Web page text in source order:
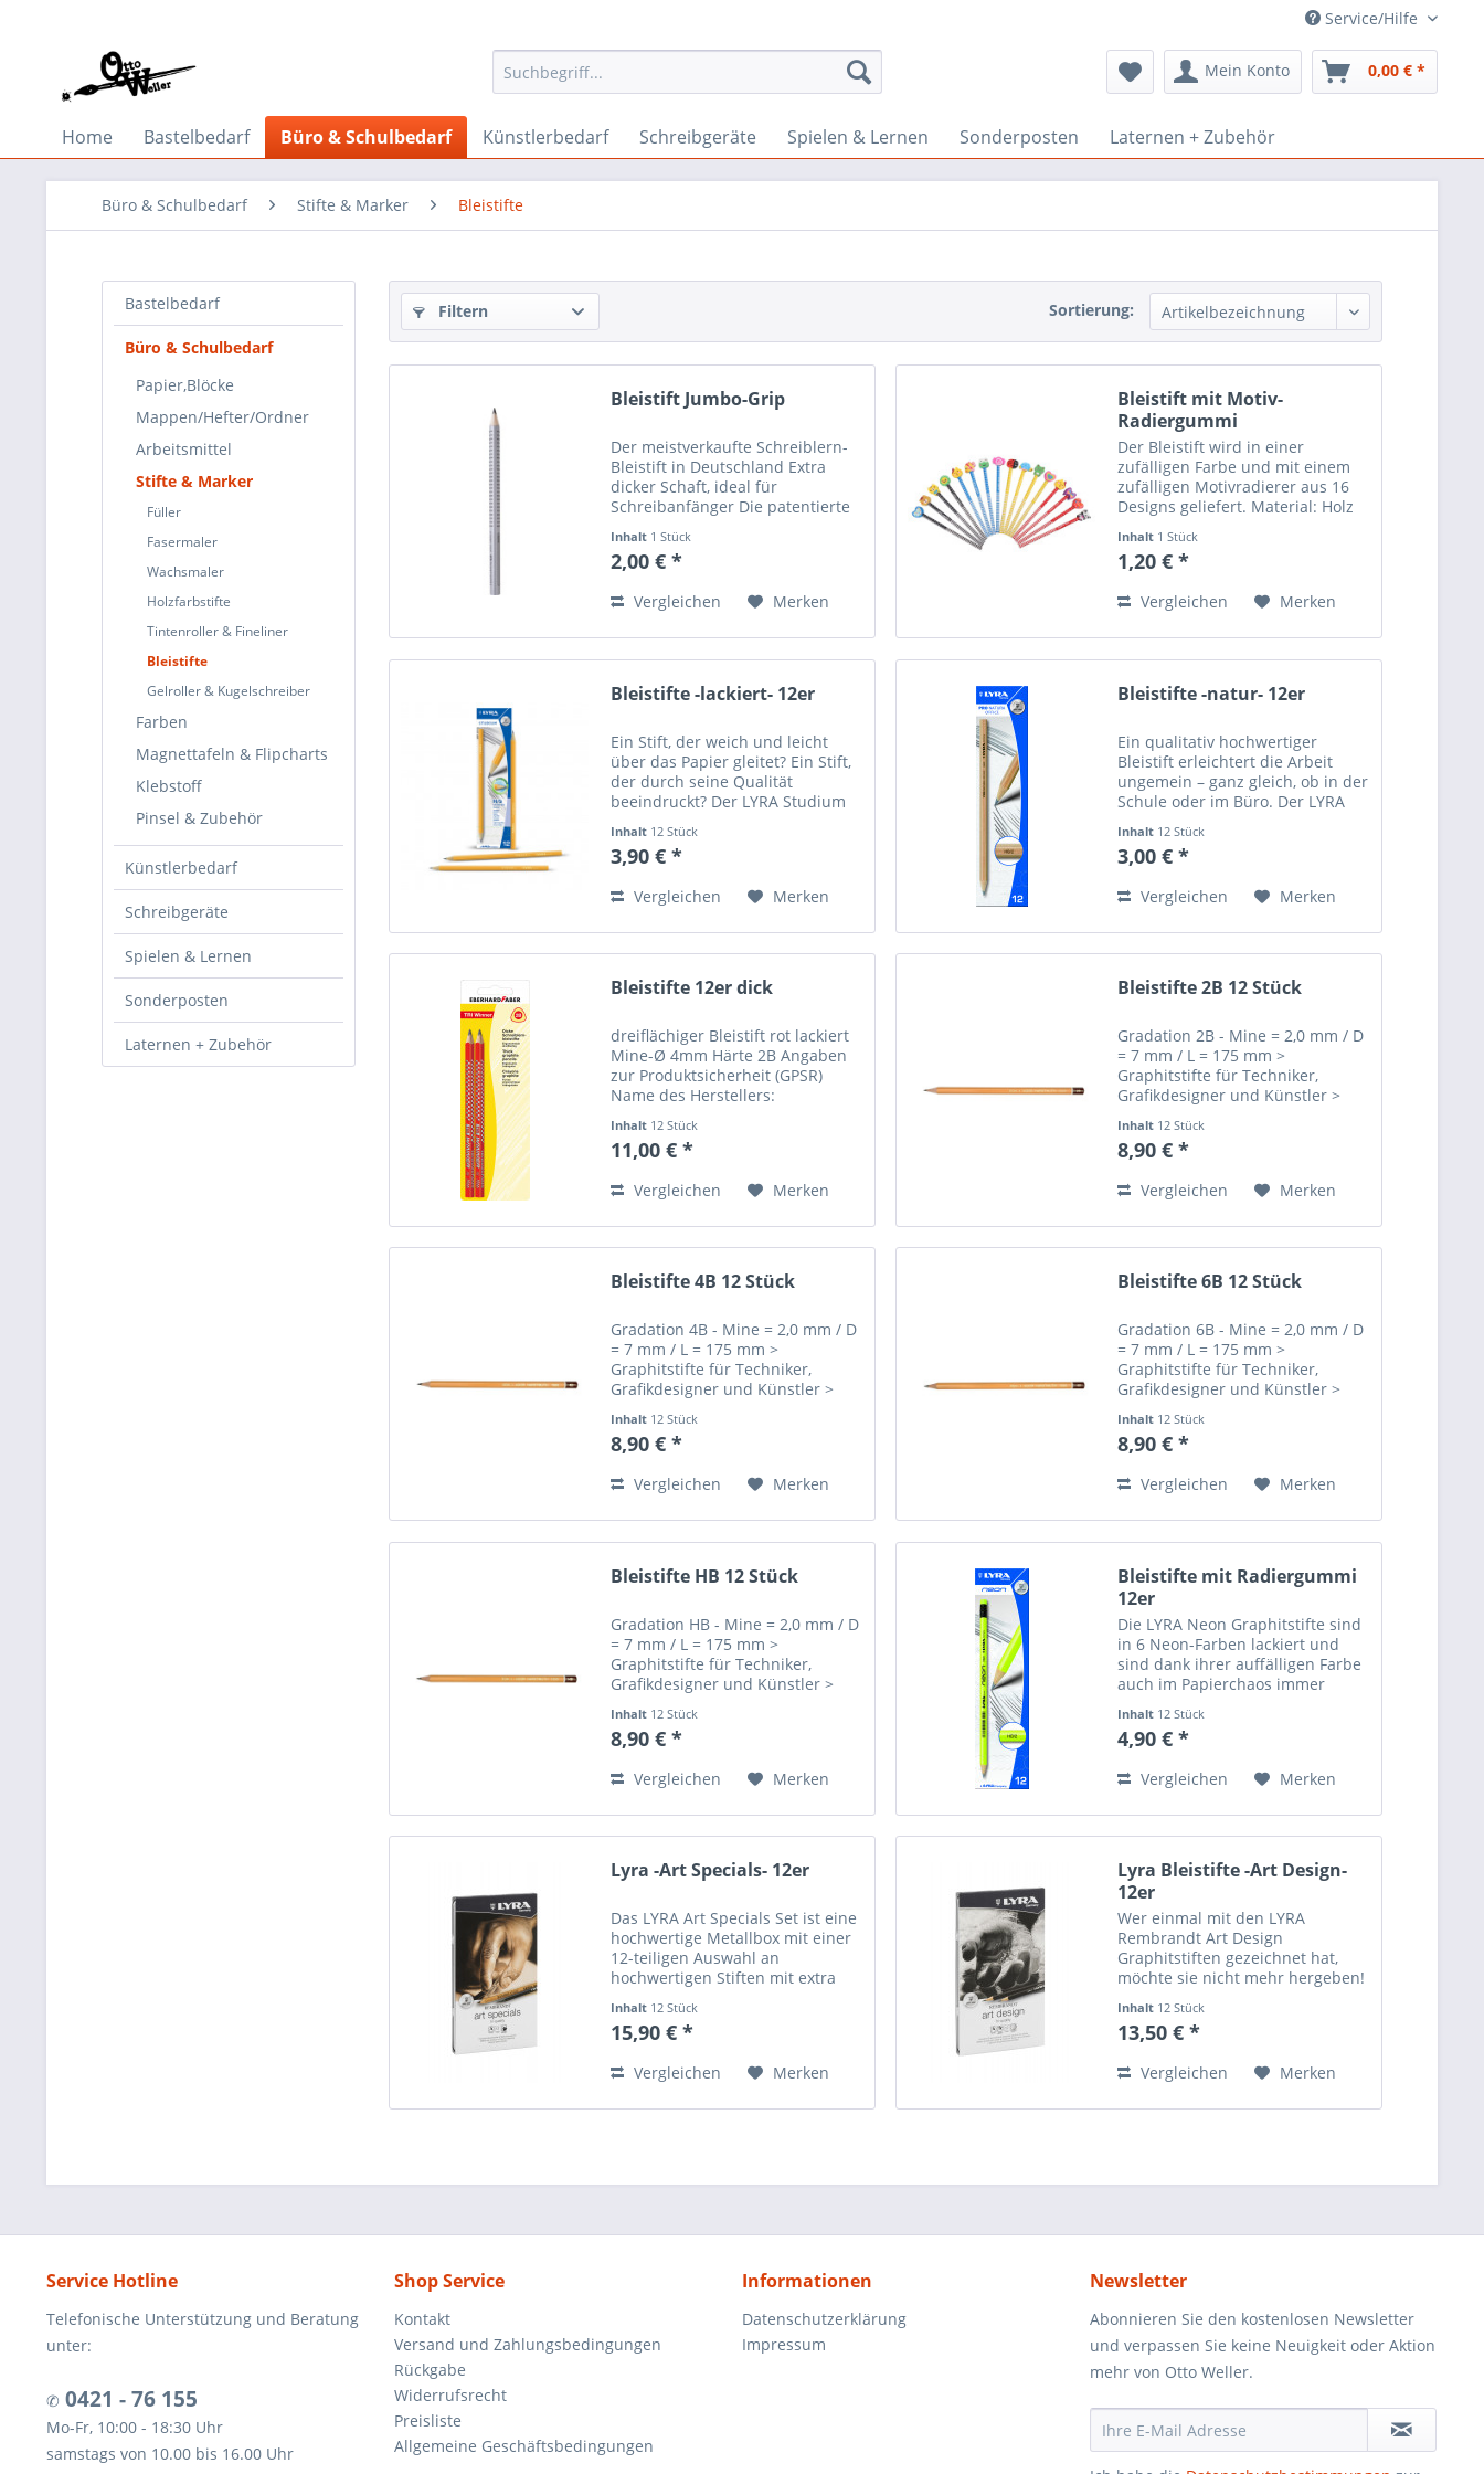
Service/Hilfe
Mein Konto 0,00 € *
Home Bastelbedarf Büro & Schulbedarf Künstlerbedarf Schreibgeräte Spielen & Lernen Sonderposten Laternen + Zubehör
Büro & Schulbedarf Stifte & Marker Bleistifte
Bastelbedarf
Büro & Schulbedarf
Papier,Blöcke
Mappen/Hefter/Ordner
Arbeitsmittel
Stifte & Marker
Füller
Fasermaler
Wachsmaler
Holzfarbstifte
Tintenroller & Fineliner
Bleistifte
Gelroller & Kugelschreiber
Farben
Magnettafeln & Flipcharts
Klebstoff
Pinsel & Zubehör
Künstlerbedarf
Schreibgeräte
Spielen & Lernen
Sonderposten
Laternen + Zubehör
Filtern Sortierung:
Bleistift Jumbo-Grip
Der meistverkaufte Schreiblern-
Bleistift in Deutschland Extra
dicker Schaft, ideal für
Schreibanfänger Die patentierte
Abrutschen der Finger, Für
Rechts- und Linkshänder
Bruchfeste Mine...
Inhalt 1 Stück
2,00 € *
Vergleichen Merken
Bleistift mit Motiv-
Radiergummi
Der Bleistift wird in einer
zufälligen Farbe und mit einem
zufälligen Motivradierer aus 16
Designs geliefert. Material: Holz
Farbe: schwarz Größe: 18,5 × 0,7
cm, Radiergummi Breite ca. 2,6
Inhalt 1 Stück
1,20 € *
Vergleichen Merken
Bleistifte -lackiert- 12er
Ein Stift, der weich und leicht
über das Papier gleitet? Ein Stift,
der durch seine Qualität
beeindruckt? Der LYRA Studium
offen! Der LYRA Studium ist ein
hexagonaler Bleistift, der perfekt
Inhalt 12 Stück
3,90 € *
Vergleichen Merken
Bleistifte -natur- 12er
Ein qualitativ hochwertiger
Bleistift erleichtert die Arbeit
ungemein – ganz gleich, ob in der
Schule oder im Büro. Der LYRA
praktischer, sechseckiger Bleistift
in der Härte HB, der mit seiner
Inhalt 12 Stück
3,00 € *
Vergleichen Merken
Bleistifte 12er dick
dreiflächiger Bleistift rot lackiert
Mine-Ø 4mm Härte 2B Angaben
zur Produktsicherheit (GPSR)
Name des Herstellers:
Musterstraße 12 Ort: Musterstadt
Telefonnummer: +49 123 456789
info@mustermann.de
Inhalt 12 Stück
11,00 € *
Vergleichen Merken
Bleistifte 2B 12 Stück
Gradation 2B - Mine = 2,0 mm / D
= 7 mm / L = 175 mm >
Graphitstifte für Techniker,
Grafikdesigner und Künstler >
Graphitstifte Angaben zur
Produktsicherheit (GPSR) Name
GmbH...
Inhalt 12 Stück
8,90 € *
Vergleichen Merken
Bleistifte 4B 12 Stück
Gradation 4B - Mine = 2,0 mm / D
= 7 mm / L = 175 mm >
Graphitstifte für Techniker,
Grafikdesigner und Künstler >
Graphitstifte Angaben zur
Produktsicherheit (GPSR) Name
GmbH...
Inhalt 12 Stück
8,90 € *
Vergleichen Merken
Bleistifte 6B 12 Stück
Gradation 6B - Mine = 2,0 mm / D
= 7 mm / L = 175 mm >
Graphitstifte für Techniker,
Grafikdesigner und Künstler >
Graphitstifte Angaben zur
Produktsicherheit (GPSR) Name
GmbH...
Inhalt 12 Stück
8,90 € *
Vergleichen Merken
Bleistifte HB 12 Stück
Gradation HB - Mine = 2,0 mm / D
= 7 mm / L = 175 mm >
Graphitstifte für Techniker,
Grafikdesigner und Künstler >
Graphitstifte Angaben zur
Produktsicherheit (GPSR) Name
GmbH...
Inhalt 12 Stück
8,90 € *
Vergleichen Merken
Bleistifte mit Radiergummi
12er
Die LYRA Neon Graphitstifte sind
in 6 Neon-Farben lackiert und
sind dank ihrer auffälligen Farbe
auch im Papierchaos immer
mit einem farblich abgestimmten
Radiergummi ausgestattet, leicht
Inhalt 12 Stück
4,90 € *
Vergleichen Merken
Lyra -Art Specials- 12er
Das LYRA Art Specials Set ist eine
hochwertige Metallbox mit einer
12-teiligen Auswahl an
hochwertigen Stiften mit extra
einem schlichten Papier ein
unvergleichliches Meisterwerk
Inhalt 12 Stück
15,90 € *
Vergleichen Merken
Lyra Bleistifte -Art Design-
12er
Wer einmal mit den LYRA
Rembrandt Art Design
Graphitstiften gezeichnet hat,
möchte sie nicht mehr hergeben!
Bleistifte sind ideal für Licht- und
Schattenspiele, Hell-Dunkel-
und...
Inhalt 12 Stück
13,50 € *
Vergleichen Merken
Service Hotline
Telefonische Unterstützung und Beratung
unter:
✆ 0421 - 76 155
Mo-Fr, 10:00 - 18:30 Uhr
samstags von 10.00 bis 16.00 Uhr
Shop Service
Kontakt
Versand und Zahlungsbedingungen
Rückgabe
Widerrufsrecht
Preisliste
Allgemeine Geschäftsbedingungen
Informationen
Datenschutzerklärung
Impressum
Newsletter
Abonnieren Sie den kostenlosen Newsletter
und verpassen Sie keine Neuigkeit oder Aktion
mehr von Otto Weller.